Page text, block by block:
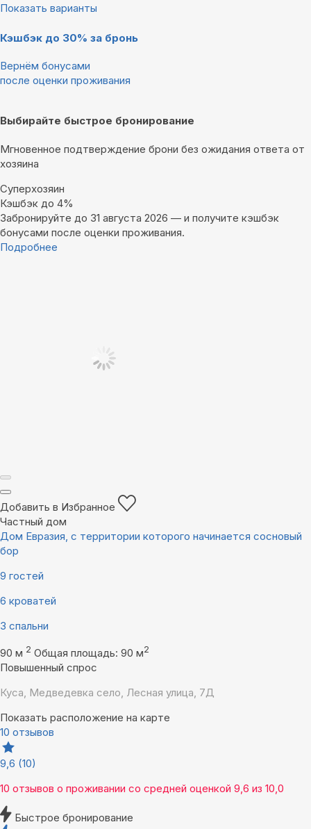
Показать варианты
Кэшбэк до 30% за бронь
Вернём бонусами
после оценки проживания
Выбирайте быстрое бронирование
Мгновенное подтверждение брони без ожидания ответа от
хозяина
Суперхозяин
Кэшбэк до 4%
Забронируйте до 31 августа 2026 — и получите кэшбэк
бонусами после оценки проживания.
Подробнее
Добавить в Избранное
Частный дом
Дом Евразия, с территории которого начинается сосновый
бор
9 гостей
6 кроватей
3 спальни
90 м 2 Общая площадь: 90 м2
Повышенный спрос
Куса, Медведевка село, Лесная улица, 7Д
Показать расположение на карте
10 отзывов
9,6 (10)
10 отзывов о проживании со средней оценкой 9,6 из 10,0
Быстрое бронирование